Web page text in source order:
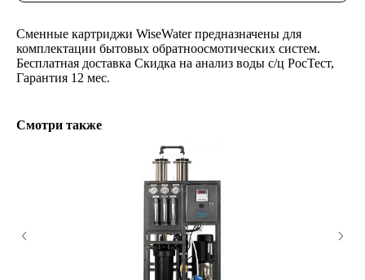
Сменные картриджи WiseWater предназначены для
комплектации бытовых обратноосмотических систем.
Бесплатная доставка Скидка на анализ воды с/ц РосТест,
Гарантия 12 мес.
Смотри также